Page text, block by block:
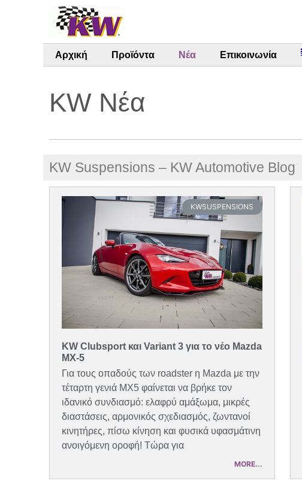
Αρχική Προϊόντα Νέα Επικοινωνία
KW Νέα
KW Suspensions – KW Automotive Blog
KWSUSPENSIONS
KW Clubsport και Variant 3 για το νέο Mazda
MX-5
Για τους οπαδούς των roadster η Mazda με την
τέταρτη γενιά MX5 φαίνεται να βρήκε τον
ιδανικό συνδιασμό: ελαφρύ αμάξωμα, μικρές
διαστάσεις, αρμονικός σχεδιασμός, ζωντανοί
κινητήρες, πίσω κίνηση και φυσικά υφασμάτινη
ανοιγόμενη οροφή! Τώρα για
MORE...